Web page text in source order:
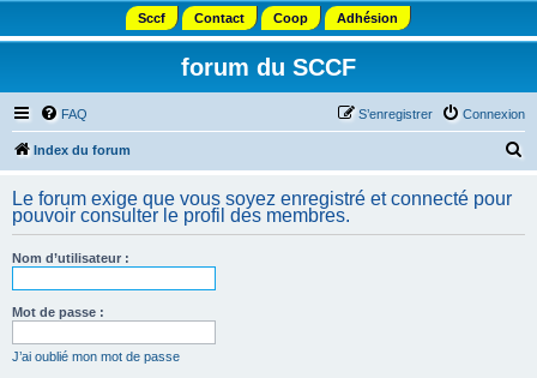
Sccf Contact Coop Adhésion
forum du SCCF
FAQ Connexion
S’enregistrer
Index du forum
h
Le forum exige que vous soyez enregistré et connecté pour
pouvoir consulter le profil des membres.
Nom d’utilisateur :
Mot de passe :
J’ai oublié mon mot de passe